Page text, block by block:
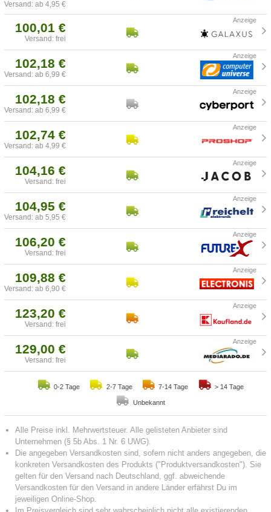
Versand: ab 4,95 €
100,01 €
Versand: frei
102,18 €
Versand: ab 6,99 €
102,18 €
Versand: ab 6,99 €
102,74 €
Versand: ab 4,99 €
104,16 €
Versand: frei
104,95 €
Versand: ab 5,95 €
106,20 €
Versand: frei
109,88 €
Versand: ab 6,90 €
123,20 €
Versand: frei
129,00 €
Versand: frei
0-2 Tage 2-7 Tage 7-14 Tage > 14 Tage
Unbekannt